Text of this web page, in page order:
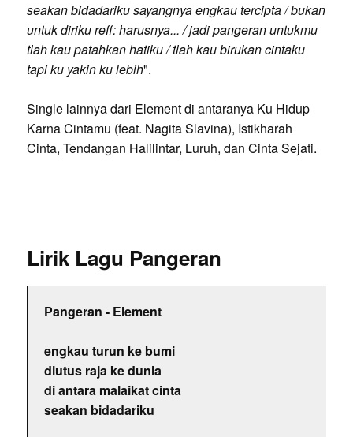
seakan bidadariku sayangnya engkau tercipta / bukan
untuk diriku reff: harusnya... / jadi pangeran untukmu
tlah kau patahkan hatiku / tlah kau birukan cintaku
tapi ku yakin ku lebih".
Single lainnya dari Element di antaranya Ku Hidup
Karna Cintamu (feat. Nagita Slavina), Istikharah
Cinta, Tendangan Halilintar, Luruh, dan Cinta Sejati.
Lirik Lagu Pangeran
Pangeran - Element
engkau turun ke bumi
diutus raja ke dunia
di antara malaikat cinta
seakan bidadariku